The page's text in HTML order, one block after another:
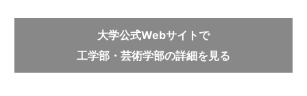
大学公式Webサイトで
工学部・芸術学部の詳細を見る